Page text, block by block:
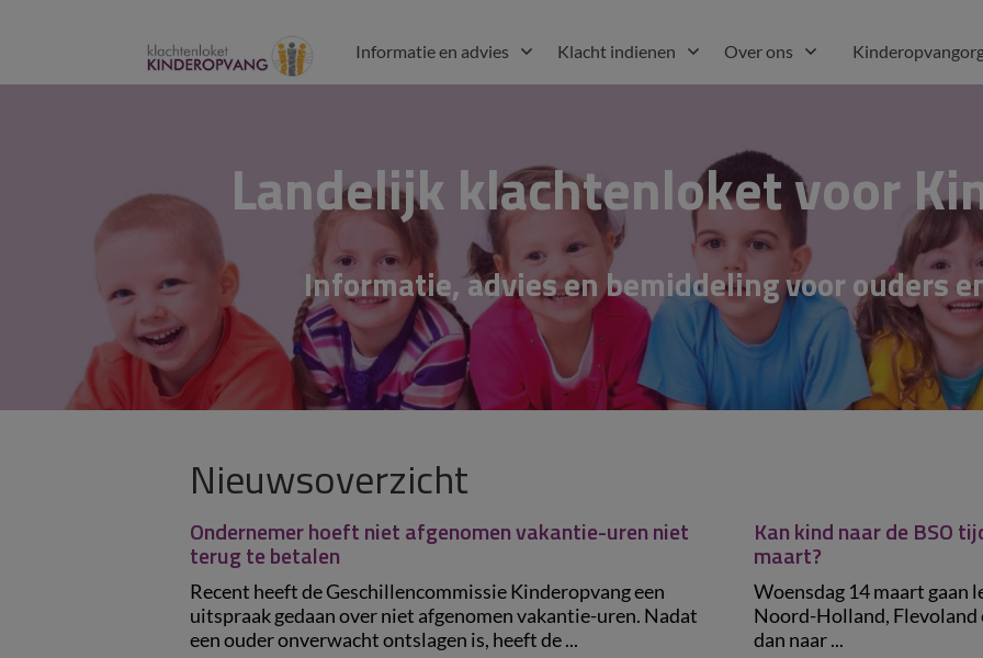
Informatie en advies Klacht indienen Over ons
Landelijk klachtenloket voor
Informatie, advies en bemiddeling voor ouders
Nieuwsoverzicht
Ondernemer hoeft niet afgenomen vakantie-uren niet
terug te betalen
Recent heeft de Geschillencommissie Kinderopvang een
uitspraak gedaan over niet afgenomen vakantie-uren. Nadat
een ouder onverwacht ontslagen is, heeft de ...
Kan kind naar de BSO
maart?
Woensdag 14 maart gaan
Noord-Holland, Flevoland
dan naar ...